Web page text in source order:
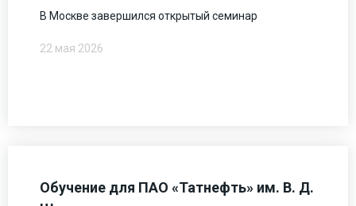
В Москве завершился открытый семинар
22 мая 2026
Обучение для ПАО «Татнефть» им. В. Д.